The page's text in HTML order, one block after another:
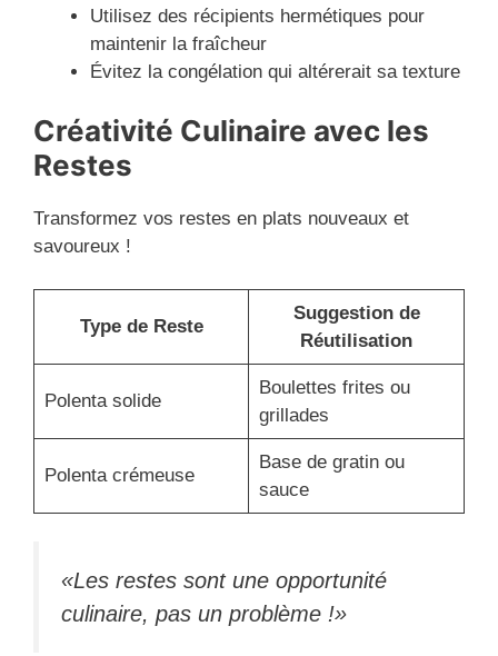
Utilisez des récipients hermétiques pour
maintenir la fraîcheur
Évitez la congélation qui altérerait sa texture
Créativité Culinaire avec les
Restes
Transformez vos restes en plats nouveaux et
savoureux !
Type de Reste
Suggestion de
Réutilisation
Polenta solide
Boulettes frites ou
grillades
Polenta crémeuse
Base de gratin ou
sauce
«Les restes sont une opportunité
culinaire, pas un problème !»